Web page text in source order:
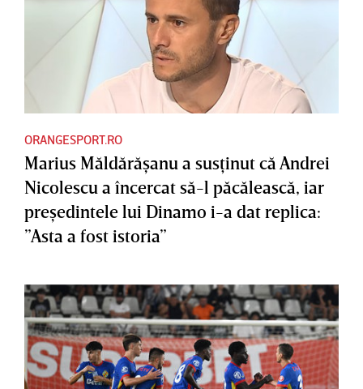
ORANGESPORT.RO
Marius Măldărăşanu a susţinut că Andrei
Nicolescu a încercat să-l păcălească, iar
preşedintele lui Dinamo i-a dat replica:
”Asta a fost istoria”